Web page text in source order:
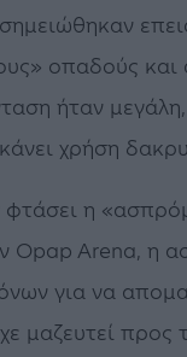
οπαδούς και
ήταν
χρήση
φτάσει η
Opap Arena, η
για να
μαζευτεί προς